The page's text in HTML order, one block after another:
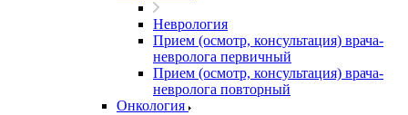
Неврология
Прием (осмотр, консультация) врача-
невролога первичный
Прием (осмотр, консультация) врача-
невролога повторный
Онкология